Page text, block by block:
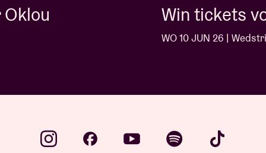
Win tickets voor Jack White